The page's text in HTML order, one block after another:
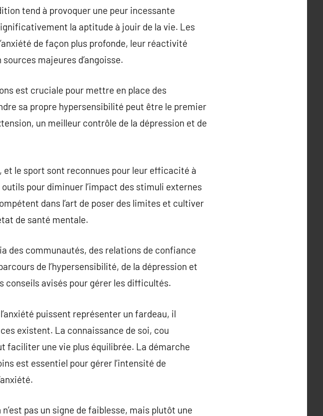
tend à provoquer une peur incessante
la aptitude à jouir de la vie. Les
de façon plus profonde, leur réactivité
majeures d’angoisse.
est cruciale pour mettre en place des
sa propre hypersensibilité peut être le premier
un meilleur contrôle de la dépression et de
et le sport sont reconnues pour leur efficacité à
pour diminuer l’impact des stimuli externes
dans l’art de poser des limites et cultiver
de santé mentale.
des communautés, des relations de confiance
de l’hypersensibilité, de la dépression et
conseils avisés pour gérer les difficultés.
puissent représenter un fardeau, il
existent. La connaissance de soi, cou
faciliter une vie plus équilibrée. La démarche
est essentiel pour gérer l’intensité de
pas un signe de faiblesse, mais plutôt une